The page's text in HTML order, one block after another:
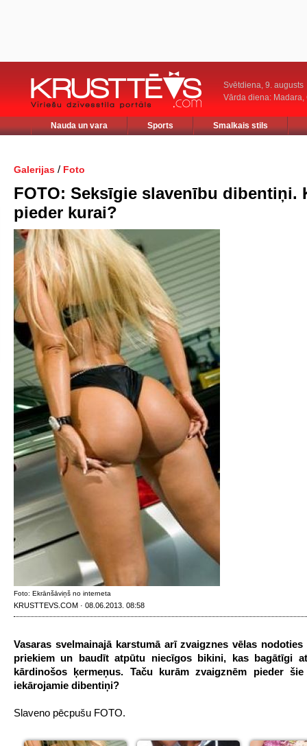
Svētdiena, 9. augusts
Vārda diena: Madara,
Nauda un vara Sports Smalkais stils
Galerijas / Foto
FOTO: Seksīgie slavenību dibentiņi.
pieder kurai?
Foto: Ekrānšāviņš no interneta
KRUSTTEVS.COM · 08.06.2013. 08:58
Vasaras svelmainajā karstumā arī zvaigznes vēlas nodoties
priekiem un baudīt atpūtu niecīgos bikini, kas bagātīgi
kārdinošos ķermeņus. Taču kurām zvaigznēm pieder
iekārojamie dibentiņi?
Slaveno pēcpušu FOTO.